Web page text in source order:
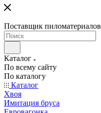
Поставщик
Каталог
По всему сайту
По каталогу
Каталог
Хвоя
Имитация бруса